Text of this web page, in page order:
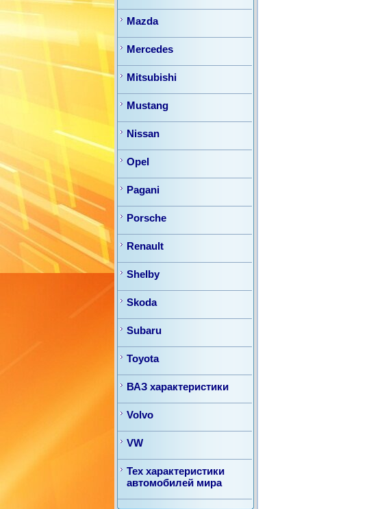
Mazda
Mercedes
Mitsubishi
Mustang
Nissan
Opel
Pagani
Porsche
Renault
Shelby
Skoda
Subaru
Toyota
ВАЗ характеристики
Volvo
VW
Тех характеристики
автомобилей мира